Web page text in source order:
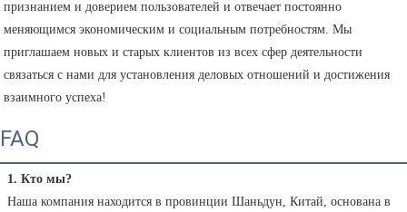
признанием и доверием пользователей и отвечает постоянно
меняющимся экономическим и социальным потребностям. Мы
приглашаем новых и старых клиентов из всех сфер деятельности
связаться с нами для установления деловых отношений и достижения
взаимного успеха!
FAQ
1. Кто мы?